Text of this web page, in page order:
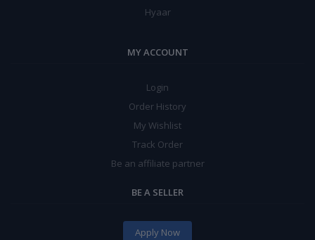
Hyaar
MY ACCOUNT
Login
Order History
My Wishlist
Track Order
Be an affiliate partner
BE A SELLER
Apply Now